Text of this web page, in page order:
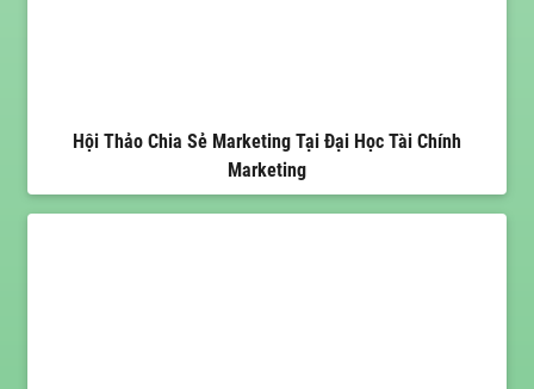
Hội Thảo Chia Sẻ Marketing Tại Đại Học Tài Chính
Marketing